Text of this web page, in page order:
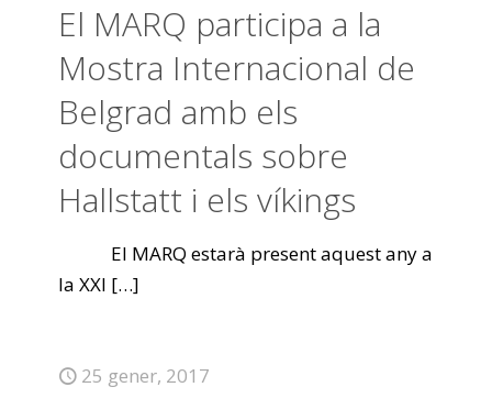
El MARQ participa a la
Mostra Internacional de
Belgrad amb els
documentals sobre
Hallstatt i els víkings
El MARQ estarà present aquest any a
la XXI […]
25 gener, 2017